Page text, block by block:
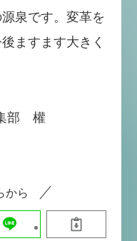
泉です。変革を
ますます大きく
部 權
から